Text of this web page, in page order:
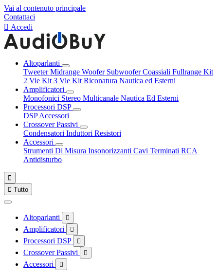
Vai al contenuto principale
Contattaci
 Accedi
Altoparlanti
TweeterMidrange Woofer SubwooferCoassiali Fullrange Kit
2 Vie Kit 3 Vie Kit Riconatura Nautica ed Esterni
Amplificatori
Monofonici Stereo Multicanale Nautica Ed Esterni
Processori DSP
DSP Accessori
Crossover Passivi
Condensatori Induttori Resistori
Accessori
Strumenti Di Misura Insonorizzanti Cavi Terminati RCA
Antidisturbo

 Tutto
Altoparlanti 
Amplificatori 
Processori DSP 
Crossover Passivi 
Accessori 